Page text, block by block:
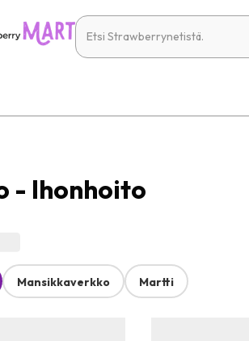
- Ihonhoito
Mansikkaverkko Martti